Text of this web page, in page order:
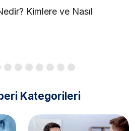
Kimlere ve Nasıl
Kategorileri